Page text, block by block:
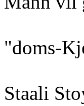
"doms-
Staali